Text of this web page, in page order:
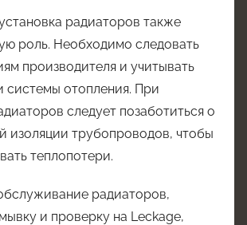
радиаторов также
роль. Необходимо следовать
производителя и учитывать
системы отопления. При
следует позаботиться о
изоляции трубопроводов, чтобы
теплопотери.
радиаторов,
и проверку на Leckage,